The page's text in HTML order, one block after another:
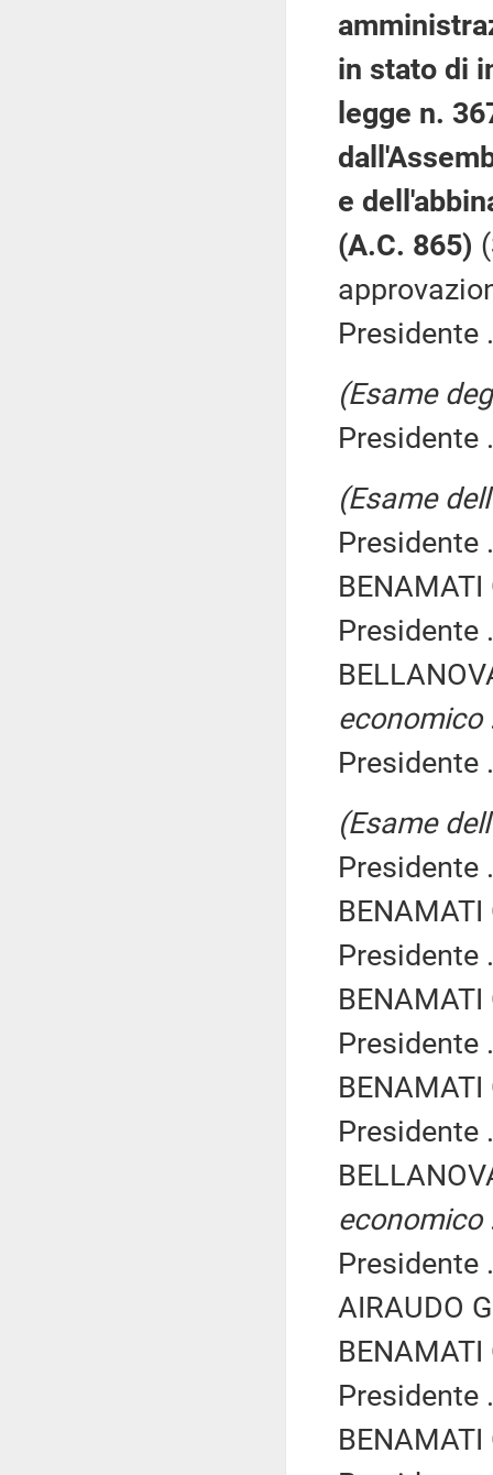
in stato di
legge n.
e
(A.C. 865)
Presidente
(Esame
Presidente
(Esame
Presidente
Presidente
economico
Presidente
(Esame
Presidente
Presidente
Presidente
Presidente
economico
Presidente
AIRAUDO
Presidente